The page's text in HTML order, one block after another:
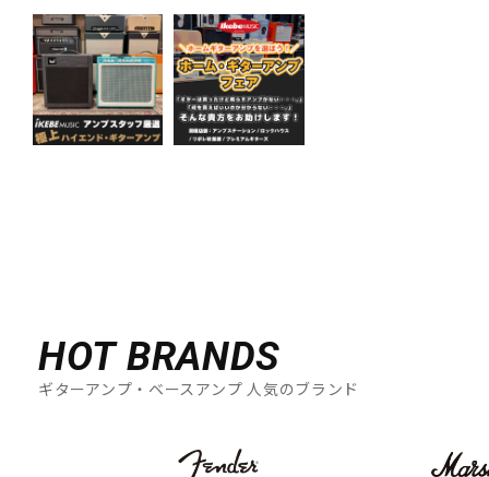
HOT BRANDS
ギターアンプ・ベースアンプ 人気のブランド